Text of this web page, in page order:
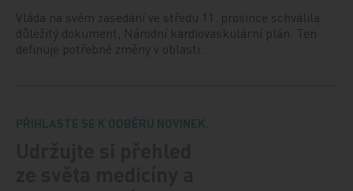
Vláda na svém zasedání ve středu 11. prosince schválila
důležitý dokument, Národní kardiovaskulární plán. Ten
definuje potřebné změny v oblasti…
PŘIHLASTE SE K ODBĚRU NOVINEK.